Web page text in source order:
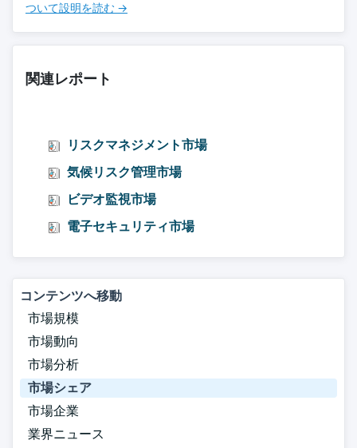
ついて設明を読む →
関連レポート
リスクマネジメント市場
気候リスク管理市場
ビデオ監視市場
電子セキュリティ市場
コンテンツへ移動
市場規模
市場動向
市場分析
市場シェア
市場企業
業界ニュース